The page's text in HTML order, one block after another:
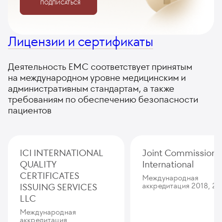
ПОДПИСАТЬСЯ
Лицензии и сертификаты
Деятельность ЕМС соответствует принятым
на международном уровне медицинским и
административным стандартам, а также
требованиям по обеспечению безопасности
пациентов
ICI INTERNATIONAL
QUALITY
CERTIFICATES
ISSUING SERVICES
LLC
Международная
аккредитация
Joint Commission
International
Международная
аккредитация 2018,